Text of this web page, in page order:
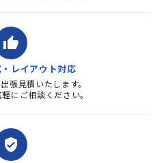
thumb_up
レイアウト対応
張見積いたします。
にご相談ください。
verified_user